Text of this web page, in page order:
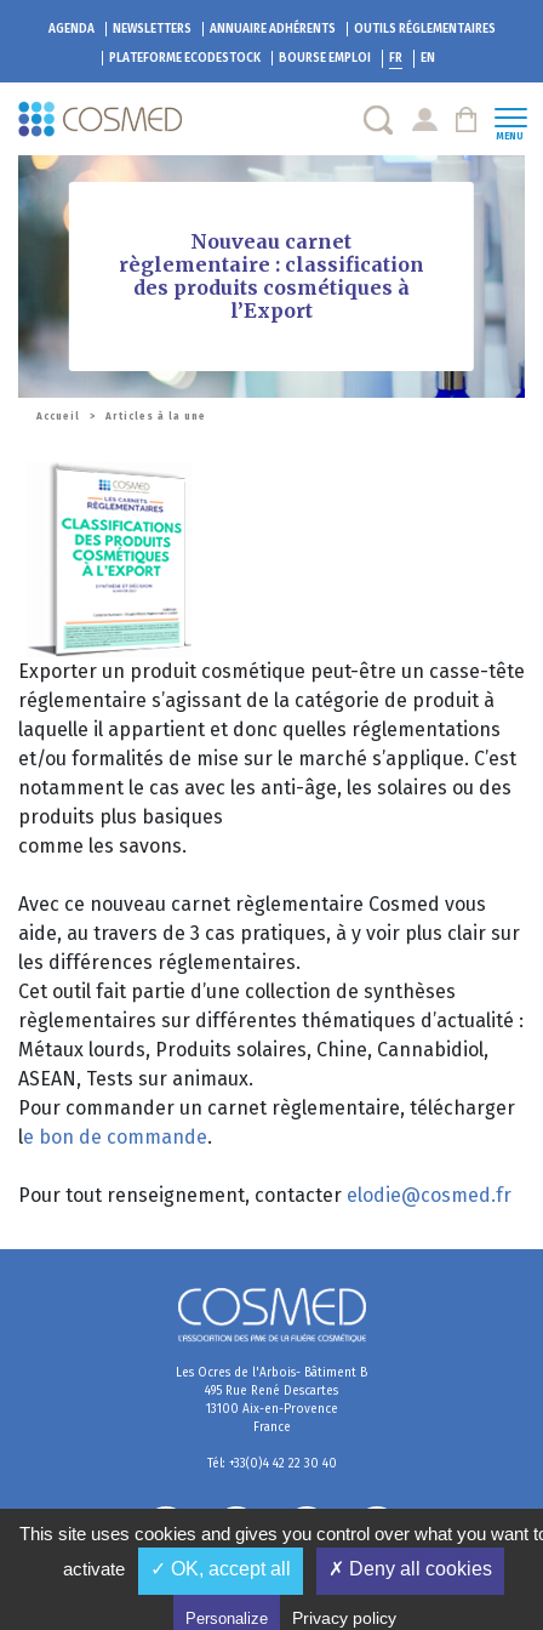
AGENDA NEWSLETTERS ANNUAIRE ADHÉRENTS
OUTILS RÉGLEMENTAIRES
PLATEFORME ECODESTOCK BOURSE EMPLOI FR EN
MENU
Nouveau carnet
règlementaire : classification
des produits cosmétiques à
l’Export
Accueil > Articles à la une
Exporter un produit cosmétique peut-être un casse-tête
réglementaire s’agissant de la catégorie de produit à
laquelle il appartient et donc quelles réglementations
et/ou formalités de mise sur le marché s’applique. C’est
notamment le cas avec les anti-âge, les solaires ou des
produits plus basiques
comme les savons.
Avec ce nouveau carnet règlementaire Cosmed vous
aide, au travers de 3 cas pratiques, à y voir plus clair sur
les différences réglementaires.
Cet outil fait partie d’une collection de synthèses
règlementaires sur différentes thématiques d’actualité :
Métaux lourds, Produits solaires, Chine, Cannabidiol,
ASEAN, Tests sur animaux.
Pour commander un carnet règlementaire, télécharger
le bon de commande.
Pour tout renseignement, contacter elodie@cosmed.fr
Les Ocres de l'Arbois- Bâtiment B
495 Rue René Descartes
13100 Aix-en-Provence
France
Tél: +33(0)4 42 22 30 40
Conditions générales de vente Politique de confidentialité
This site uses cookies and gives you control over what you want
activate
✓ OK, accept all ✗ Deny all cookies
Personalize Privacy policy